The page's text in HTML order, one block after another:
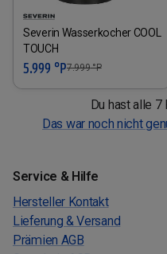
Severin Wasserkocher COOL
TOUCH
5.999 °P7.999°P
Du hast alle
Das war noch nicht
Service & Hilfe
Hersteller Kontakt
Lieferung & Versand
Prämien AGB